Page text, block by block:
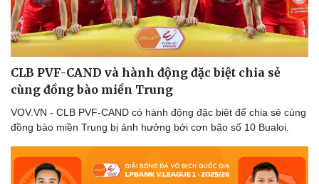
Nhi khoa
Nam khoa
Làm đẹp - giảm cân
Ăn sạch sống khỏe
CLB PVF-CAND và hành động đặc biệt chia sẻ
cùng đồng bào miền Trung
VOV.VN - CLB PVF-CAND có hành động đặc biệt để chia sẻ cùng
đồng bào miền Trung bị ảnh hưởng bởi cơn bão số 10 Bualoi.